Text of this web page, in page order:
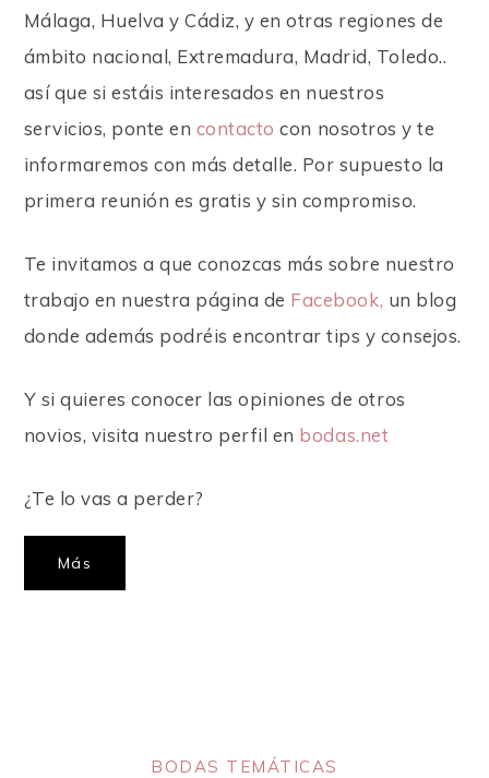
Málaga, Huelva y Cádiz, y en otras regiones de
ámbito nacional, Extremadura, Madrid, Toledo..
así que si estáis interesados en nuestros
servicios, ponte en contacto con nosotros y te
informaremos con más detalle. Por supuesto la
primera reunión es gratis y sin compromiso.
Te invitamos a que conozcas más sobre nuestro
trabajo en nuestra página de Facebook, un blog
donde además podréis encontrar tips y consejos.
Y si quieres conocer las opiniones de otros
novios, visita nuestro perfil en bodas.net
¿Te lo vas a perder?
Más
BODAS TEMÁTICAS